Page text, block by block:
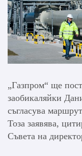
„Газпром“ ще
заобикаляйки
съгласува
Тоза заявява,
Съвета на